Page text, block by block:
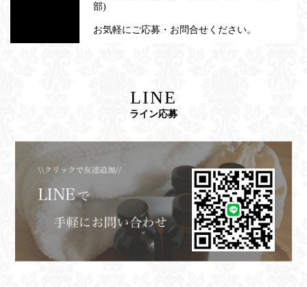
部)
お気軽にご応募・お問合せください。
LINE
ライン応募